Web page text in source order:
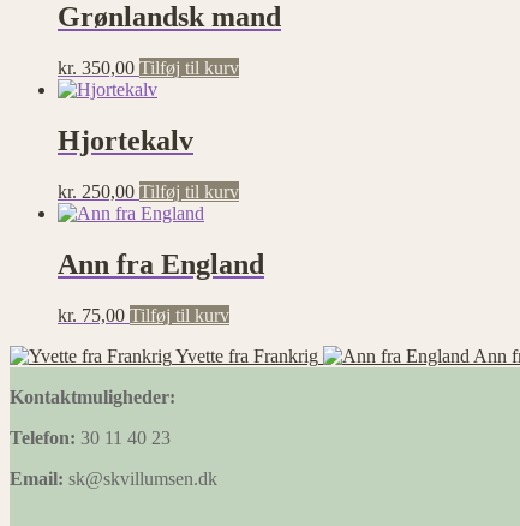
Grønlandsk mand
kr. 350,00 Tilføj til kurv
Hjortekalv
kr. 250,00 Tilføj til kurv
Ann fra England
kr. 75,00 Tilføj til kurv
Yvette fra Frankrig
Ann
Kontaktmuligheder:
Telefon: 30 11 40 23
Email: sk@skvillumsen.dk